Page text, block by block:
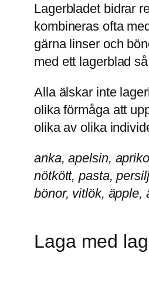
Lagerbladet bidrar
kombineras ofta
gärna linser och
med ett lagerblad
Alla älskar inte
olika förmåga att
olika av olika
anka, apelsin,
nötkött, pasta,
bönor, vitlök, äpple,
Laga med